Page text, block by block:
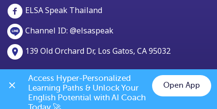
ELSA Speak Thailand
Channel ID: @elsaspeak
139 Old Orchard Dr, Los Gatos, CA 95032
Chat on LINE
Access Hyper-Personalized
Learning Paths & Unlock Your
English Potential with AI Coach
Open App